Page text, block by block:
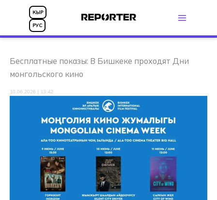
Перейти
содержимому
КЫР
РУС
Бесплатные показы: В Бишкеке проходят Дни
монгольского кино
10.06.2026 | 13:42